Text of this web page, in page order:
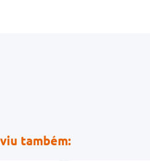
viu também: